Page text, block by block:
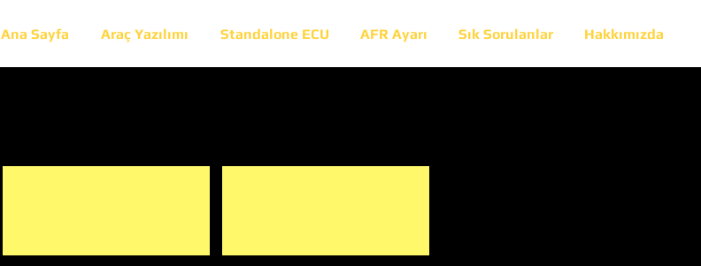
Ana Sayfa Araç Yazılımı Standalone ECU AFR Ayarı Sık Sorulanlar Hakkımızda